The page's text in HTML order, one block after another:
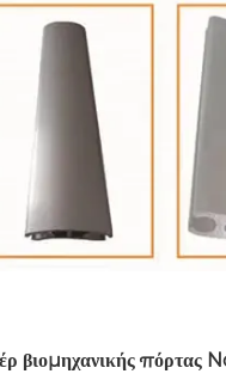
βιομηχανικής πόρτας